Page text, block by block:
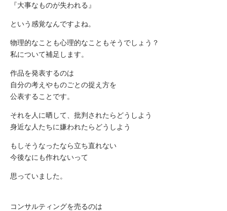
『大事なものが失われる』
という感覚なんですよね。
物理的なことも心理的なこともそうでしょう？
私について補足します。
作品を発表するのは
自分の考えやものごとの捉え方を
公表することです。
それを人に晒して、批判されたらどうしよう
身近な人たちに嫌われたらどうしよう
もしそうなったなら立ち直れない
今後なにも作れないって
思っていました。
コンサルティングを売るのは